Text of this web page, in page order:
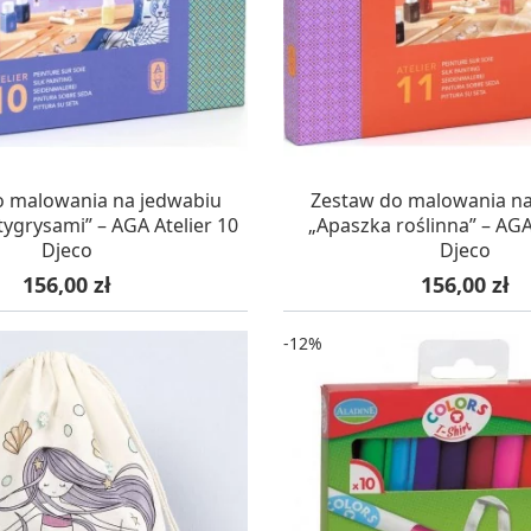
ręcznych
Soda, kwasek, formy do kul do kąpieli
Dodatki: barwniki i zapachy
RZEŹBA, GLINY I ODLEWY
Lepienie i rzeźbienie
Odlewy dekoracyjne
malowania na jedwabiu
– AGA Atelier 10
Djeco
Cena
156,00 zł
Zestaw do malowania
„Apaszka roślinna” –
Djeco
Cena
156,00 zł
-12%